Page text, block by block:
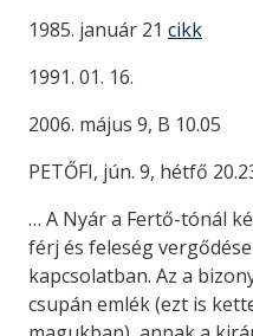
1985. január 21 cikk
1991. 01. 16.
2006. május 9, B 10.05
PETŐFI, jún. 9, hétfő
… A Nyár a Fertő-tónál
férj és feleség
kapcsolatban. Az a
csupán emlék (ezt is